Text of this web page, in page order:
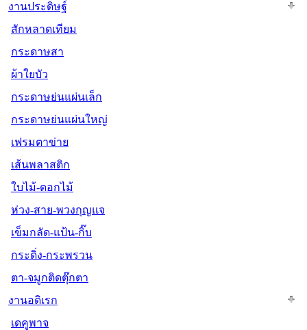
งานประดิษฐ์
สักหลาดเทียม
กระดาษสา
ผ้าใยบัว
กระดาษย่นแผ่นเล็ก
กระดาษย่นแผ่นใหญ่
เฟรมตาข่าย
เส้นพลาสติก
ใบไม้-ดอกไม้
ห่วง-สาย-พวงกุญแจ
เข็มกลัด-แป้น-กิ๊บ
กระดิ่ง-กระพรวน
ตา-จมูกติดตุ๊กตา
งานอดิเรก
เดคูพาจ